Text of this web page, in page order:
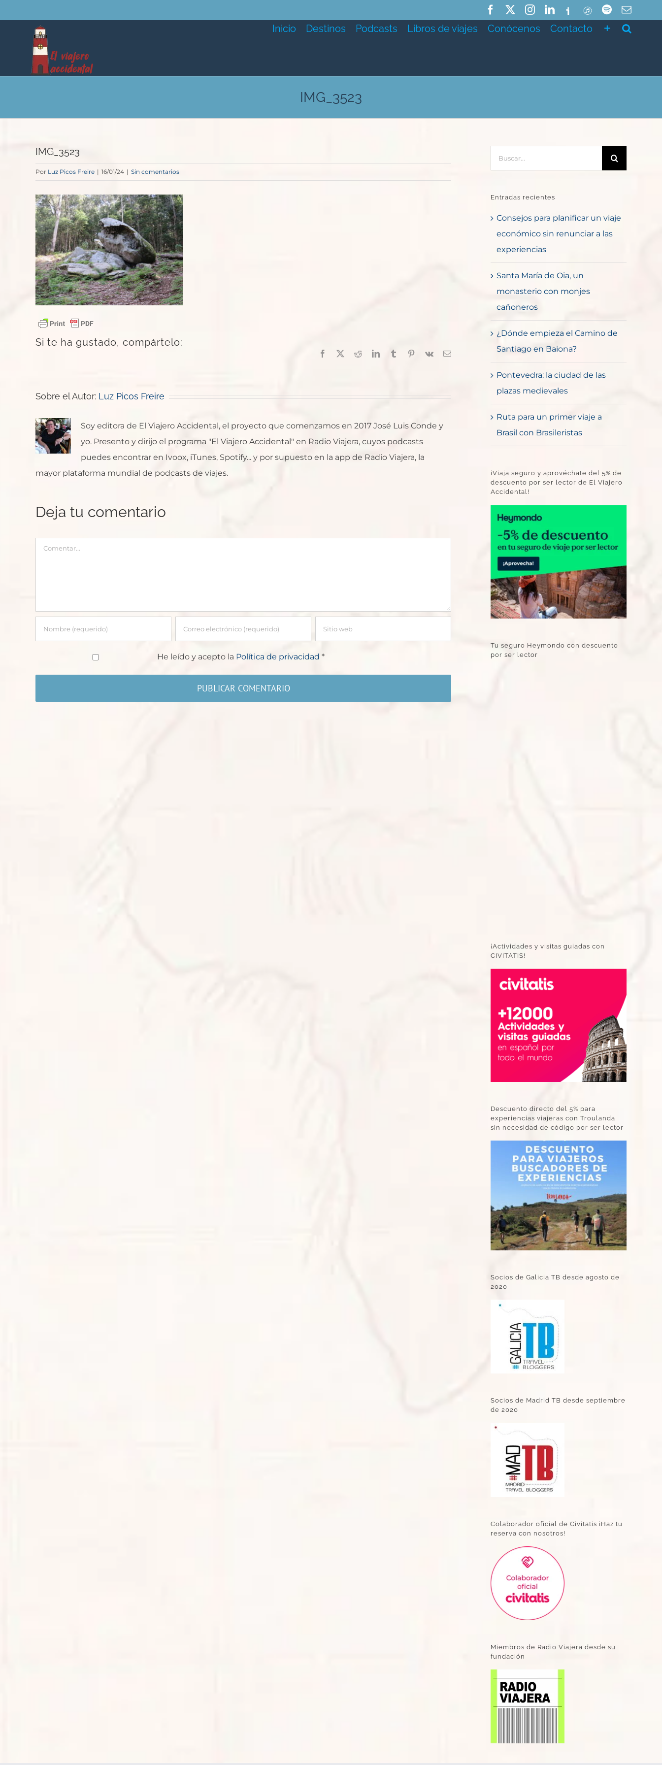
al
contenido
FacebookInstagramLinkedIn
IvooxITunesSpotifyCorreo
Inicio Destinos Podcasts Libros de viajes Conócenos Contacto
IMG_3523
IMG_3523
Por Luz Picos Freire | 16/01/24 | Sin comentarios
Si te ha gustado, compártelo:
Facebook RedditLinkedInTumblr Pinterest
Vk
Correo
Sobre el Autor: Luz Picos Freire
Soy editora de El Viajero Accidental, el proyecto que comenzamos en 2017 José Luis Conde y
yo. Presento y dirijo el programa "El Viajero Accidental" en Radio Viajera, cuyos podcasts
puedes encontrar en Ivoox, iTunes, Spotify... y por supuesto en la app de Radio Viajera, la
mayor plataforma mundial de podcasts de viajes.
Deja tu comentario
Comentar
He leído y acepto la Política de privacidad*
Entradas recientes
Consejos para planificar un viaje
económico sin renunciar a las
experiencias
Santa María de Oia, un
monasterio con monjes
cañoneros
¿Dónde empieza el Camino de
Santiago en Baiona?
Pontevedra: la ciudad de las
plazas medievales
Ruta para un primer viaje a
Brasil con Brasileristas
¡Viaja seguro y aprovéchate del 5% de
descuento por ser lector de El Viajero
Accidental!
Tu seguro Heymondo con descuento
por ser lector
¡Actividades y visitas guiadas con
CIVITATIS!
Descuento directo del 5% para
experiencias viajeras con Troulanda
sin necesidad de código por ser lector
Socios de Galicia TB desde agosto de
2020
Socios de Madrid TB desde septiembre
de 2020
Colaborador oficial de Civitatis ¡Haz tu
reserva con nosotros!
Miembros de Radio Viajera desde su
fundación